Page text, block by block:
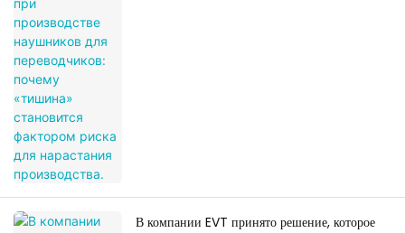
В компании EVT принято решение, которое